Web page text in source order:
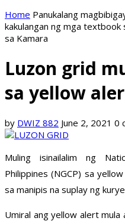
Home Panukalang
kakulangan ng mga textbook
sa Kamara
Luzon grid
sa yellow
by DWIZ 882 June 2, 2021 0
Muling isinailalim ng
Philippines (NGCP) sa
sa manipis na suplay ng
Umiral ang yellow alert mula